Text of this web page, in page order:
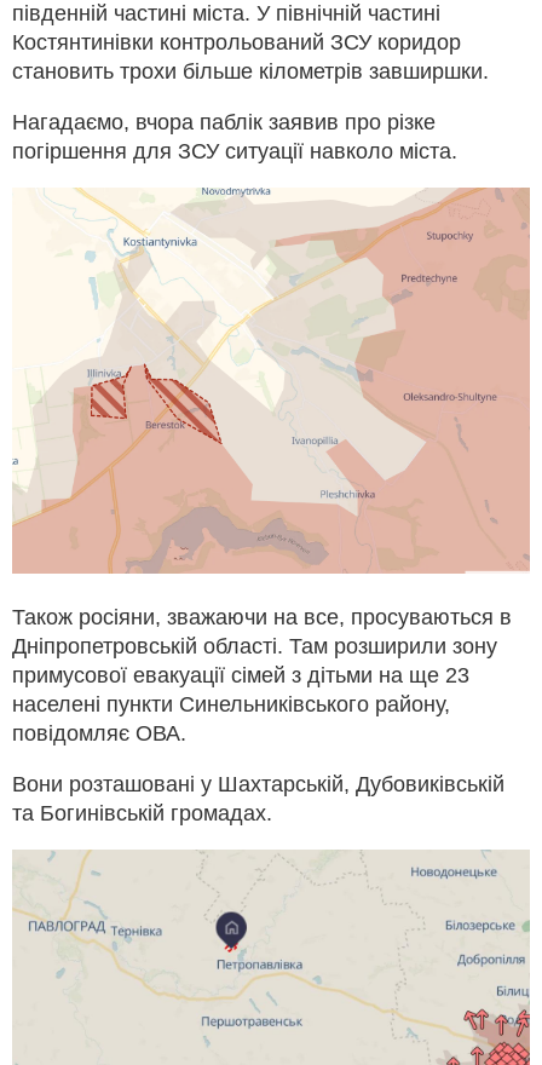
південній частині міста. У північній частині
Костянтинівки контрольований ЗСУ коридор
становить трохи більше кілометрів завширшки.
Нагадаємо, вчора паблік заявив про різке
погіршення для ЗСУ ситуації навколо міста.
Також росіяни, зважаючи на все, просуваються в
Дніпропетровській області. Там розширили зону
примусової евакуації сімей з дітьми на ще 23
населені пункти Синельниківського району,
повідомляє ОВА.
Вони розташовані у Шахтарській, Дубовиківській
та Богинівській громадах.